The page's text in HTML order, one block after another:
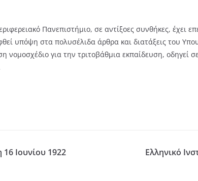
Πανεπιστήμιο, σε αντίξοες συνθήκες, έχει
υπόψη στα πολυσέλιδα άρθρα και διατάξεις του
νομοσχέδιο για την τριτοβάθμια εκπαίδευση, οδηγεί
Ιουνίου 1922
Ελληνικό